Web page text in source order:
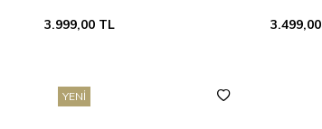
3.999,00 TL 3.499,00
YENI